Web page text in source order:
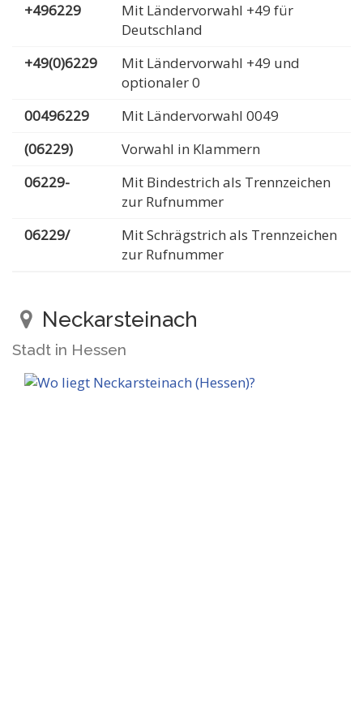
+496229
Mit Ländervorwahl +49 für
Deutschland
+49(0)6229
Mit Ländervorwahl +49 und
optionaler 0
00496229
Mit Ländervorwahl 0049
(06229)
Vorwahl in Klammern
06229-
Mit Bindestrich als Trennzeichen
zur Rufnummer
06229/
Mit Schrägstrich als Trennzeichen
zur Rufnummer
Neckarsteinach
Stadt in Hessen